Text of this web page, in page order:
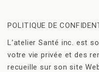
POLITIQUE DE
L’atelier Santé inc. est
votre vie privée et des
recueille sur son site